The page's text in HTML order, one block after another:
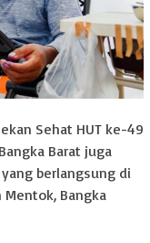
Sehat HUT ke-49
Barat juga
berlangsung di
Mentok, Bangka